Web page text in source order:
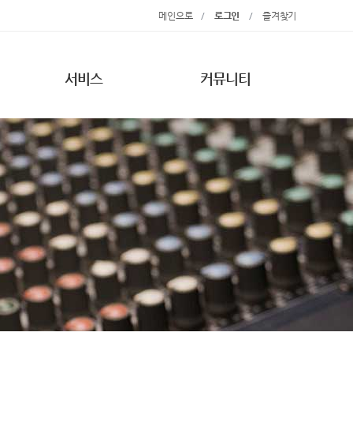
즐겨찾기
로그인 /
메인으로/
서비스 커뮤니티